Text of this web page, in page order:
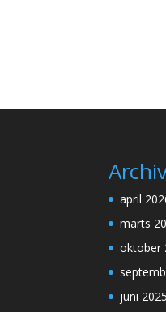
april
marts
oktober
juni 2025